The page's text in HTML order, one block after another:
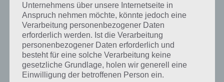
Level 64 Walkthrough:Im ersten Schritt neigst du dein Android
bzw. iOS Gerät nach unten, damit der rote Ball wegfällt. Nun kannst
du den Hammer nehmen, um die drei Felder, wie an der Wand
gekennzeichnet aufzubrechen (einfach auf den Boden tippen an der
entsprechenden Stelle). Das war der Walkthrough für Level 64 von
Dooors.
Unternehmens über unsere Internetseite in
Anspruch nehmen möchte, könnte jedoch eine
Verarbeitung personenbezogener Daten
erforderlich werden. Ist die Verarbeitung
personenbezogener Daten erforderlich und
besteht für eine solche Verarbeitung keine
gesetzliche Grundlage, holen wir generell eine
Einwilligung der betroffenen Person ein.